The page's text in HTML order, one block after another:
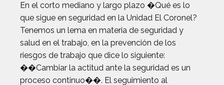
En el corto mediano y largo plazo �Qué es lo
que sigue en seguridad en la Unidad El Coronel?
Tenemos un lema en materia de seguridad y
salud en el trabajo, en la prevención de los
riesgos de trabajo que dice lo siguiente:
��Cambiar la actitud ante la seguridad es un
proceso continuo��. El seguimiento al